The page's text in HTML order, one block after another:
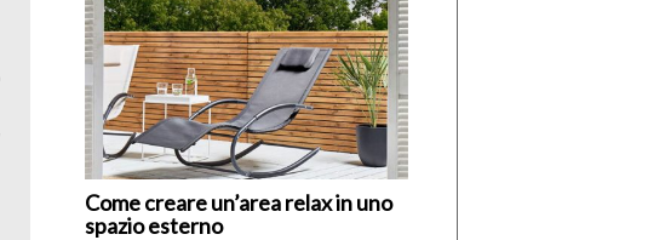
Come creare un’area relax in uno
spazio esterno
di
I
Vespri